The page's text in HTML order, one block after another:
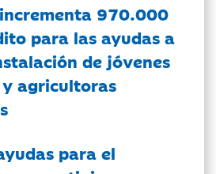
970.000
para las ayudas a
de jóvenes
agricultoras
para el